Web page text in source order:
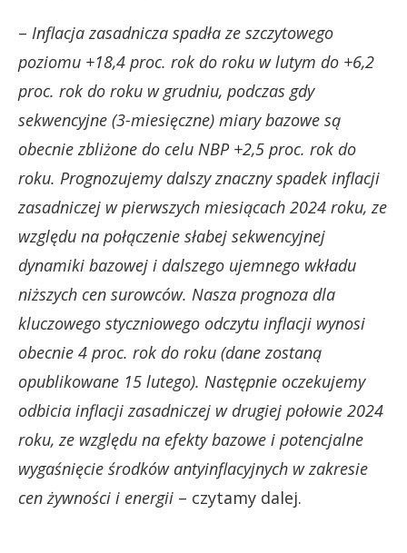
– Inflacja zasadnicza spadła ze szczytowego
poziomu +18,4 proc. rok do roku w lutym do +6,2
proc. rok do roku w grudniu, podczas gdy
sekwencyjne (3-miesięczne) miary bazowe są
obecnie zbliżone do celu NBP +2,5 proc. rok do
roku. Prognozujemy dalszy znaczny spadek inflacji
zasadniczej w pierwszych miesiącach 2024 roku, ze
względu na połączenie słabej sekwencyjnej
dynamiki bazowej i dalszego ujemnego wkładu
niższych cen surowców. Nasza prognoza dla
kluczowego styczniowego odczytu inflacji wynosi
obecnie 4 proc. rok do roku (dane zostaną
opublikowane 15 lutego). Następnie oczekujemy
odbicia inflacji zasadniczej w drugiej połowie 2024
roku, ze względu na efekty bazowe i potencjalne
wygaśnięcie środków antyinflacyjnych w zakresie
cen żywności i energii – czytamy dalej.